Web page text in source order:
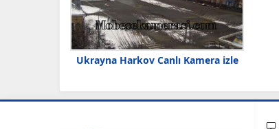
Ukrayna Harkov Canlı Kamera izle